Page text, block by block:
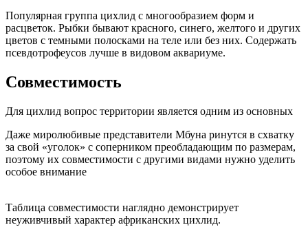
Популярная группа цихлид с многообразием форм и
расцветок. Рыбки бывают красного, синего, желтого и других
цветов с темными полосками на теле или без них. Содержать
псевдотрофеусов лучше в видовом аквариуме.
Совместимость
Для цихлид вопрос территории является одним из основных
Даже миролюбивые представители Мбуна ринутся в схватку
за свой «уголок» с соперником преобладающим по размерам,
поэтому их совместимости с другими видами нужно уделить
особое внимание
Таблица совместимости наглядно демонстрирует
неуживчивый характер африканских цихлид.